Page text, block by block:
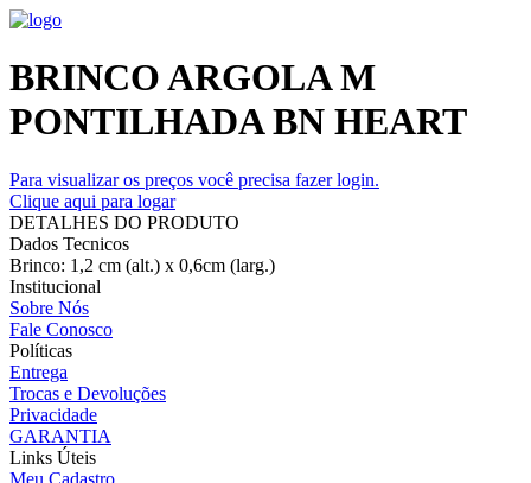
BRINCO ARGOLA M
PONTILHADA BN HEART
Para visualizar os preços você precisa fazer login.
Clique aqui para logar
DETALHES DO PRODUTO
Dados Tecnicos
Brinco: 1,2 cm (alt.) x 0,6cm (larg.)
Institucional
Sobre Nós
Fale Conosco
Políticas
Entrega
Trocas e Devoluções
Privacidade
GARANTIA
Links Úteis
Meu Cadastro